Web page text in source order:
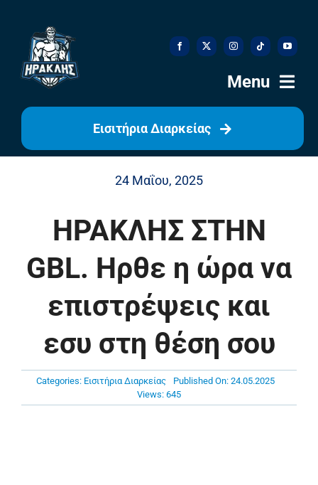
content
Menu
Αρχική
Ιστορία
Η Ομάδα
Η Διοίκηση
Πρόγραμμα
Νέα
Εισιτήρια Διαρκείας
24 Μαΐου, 2025
ΗΡΑΚΛΗΣ ΣΤΗΝ
GBL. Ηρθε η ώρα να
επιστρέψεις και
εσυ στη θέση σου
Categories: Εισιτήρια Διαρκείας
Published On: 24.05.2025
Views: 645